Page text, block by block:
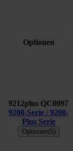
Optionen
9212plus QC0097
9200-Serie / 9200-
Plus Serie
Optionen(5)